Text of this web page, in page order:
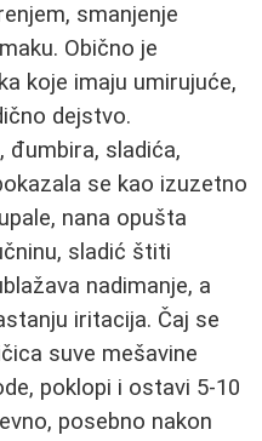
smanjenje
Obično je
koje imaju umirujuće,
dejstvo.
đumbira, sladića,
se kao izuzetno
nana opušta
sladić štiti
nadimanje, a
iritacija. Čaj se
suve mešavine
poklopi i ostavi 5-10
posebno nakon